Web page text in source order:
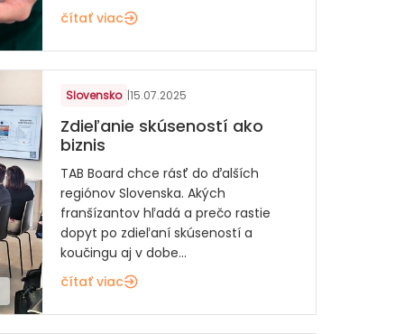
čítať viac
Slovensko |15.07.2025
Zdieľanie skúseností ako
biznis
TAB Board chce rásť do ďalších
regiónov Slovenska. Akých
franšízantov hľadá a prečo rastie
dopyt po zdieľaní skúseností a
koučingu aj v dobe...
čítať viac